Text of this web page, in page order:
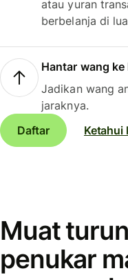
atau yuran
berbelanja di
Hantar wang
Jadikan wang
jaraknya.
Daftar
Ketahui
Muat
penukar